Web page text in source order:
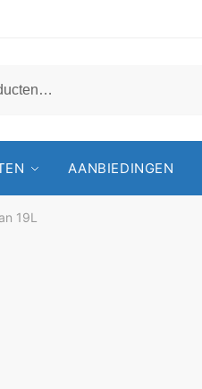
AANBIEDINGEN
19L